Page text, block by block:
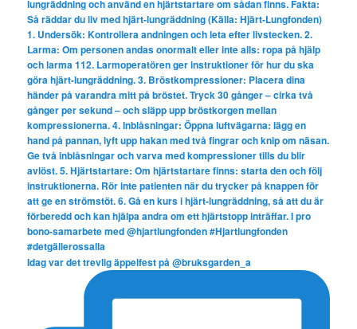
Idag var det trevlig äppelfest på @bruksgarden_a